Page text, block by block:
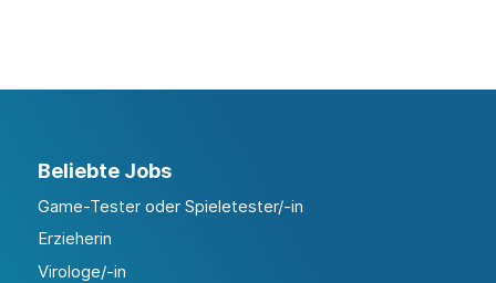
Beliebte Jobs
Game-Tester oder Spieletester/-in
Erzieherin
Virologe/-in